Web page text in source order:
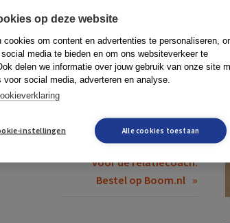
Het complete handboek
voor de relatiecoach.
Bestel op Boom.nl
het
gaat
op deze website
cookies om content en advertenties te personaliseren,
media te bieden en om ons websiteverkeer te
delen we informatie over jouw gebruik van onze site
voor social media, adverteren en analyse.
instellingen Alle cookies toestaan